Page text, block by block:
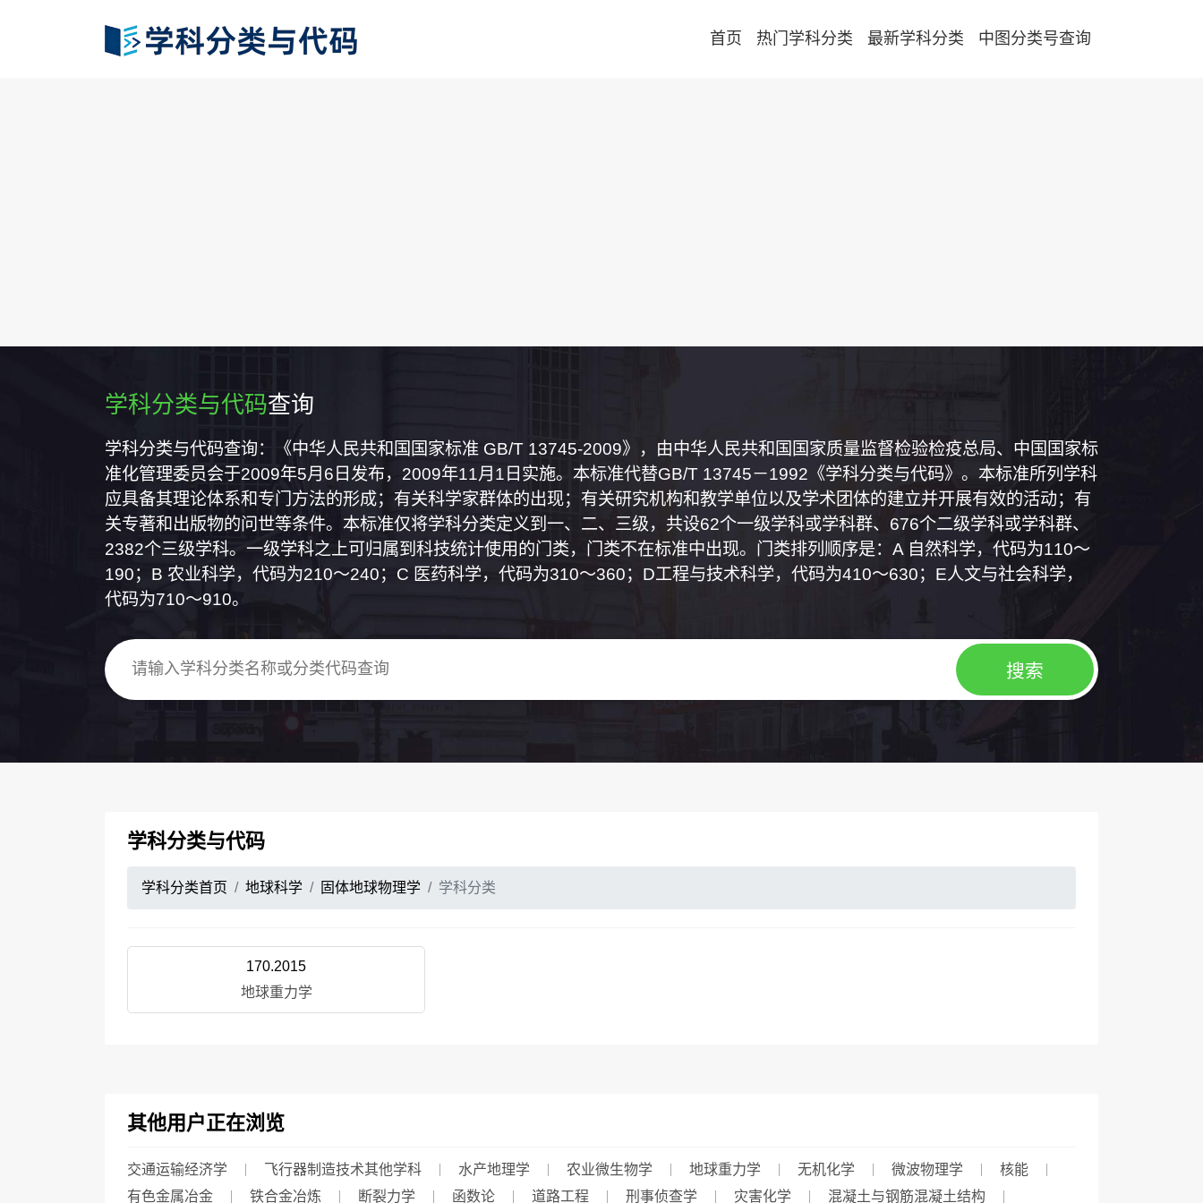
首页 热门学科分类 最新学科分类 中图分类号查询
学科分类与代码查询
学科分类与代码查询：《中华人民共和国国家标准 GB/T 13745-2009》，由中华人民共和国国家质量监督检验检疫总局、中国国家标
准化管理委员会于2009年5月6日发布，2009年11月1日实施。本标准代替GB/T 13745－1992《学科分类与代码》。本标准所列学科
应具备其理论体系和专门方法的形成；有关科学家群体的出现；有关研究机构和教学单位以及学术团体的建立并开展有效的活动；有
关专著和出版物的问世等条件。本标准仅将学科分类定义到一、二、三级，共设62个一级学科或学科群、676个二级学科或学科群、
2382个三级学科。一级学科之上可归属到科技统计使用的门类，门类不在标准中出现。门类排列顺序是：A 自然科学，代码为110～
190；B 农业科学，代码为210～240；C 医药科学，代码为310～360；D工程与技术科学，代码为410～630；E人文与社会科学，
代码为710～910。
学科分类与代码
学科分类首页 地球科学 固体地球物理学 学科分类
170.2015
地球重力学
其他用户正在浏览
交通运输经济学 飞行器制造技术其他学科 水产地理学 农业微生物学 地球重力学 无机化学 微波物理学
核能
有色金属冶金
铁合金冶炼 断裂力学 函数论 道路工程 刑事侦查学 灾害化学 混凝土与钢筋混凝土结构